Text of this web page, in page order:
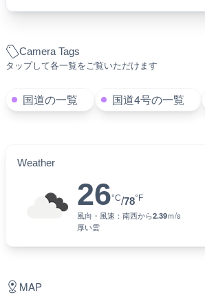
Camera Tags
タップして各一覧をご覧いただけます
国道の一覧 国道4号の一覧
Weather
26°C/78°F
風向・風速： 南西から2.39ｍ/s
厚い雲
MAP